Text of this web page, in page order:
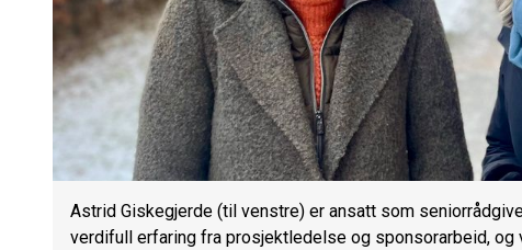
Astrid Giskegjerde (til venstre) er ansatt som
verdifull erfaring fra prosjektledelse og sponsorarbeid, og